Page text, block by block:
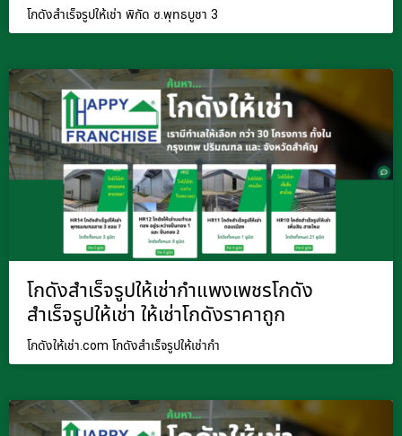
โกดังสำเร็จรูปให้เช่า พิกัด ซ.พุทธบูชา 3
โกดังสำเร็จรูปให้เช่ากำแพงเพชรโกดัง
สำเร็จรูปให้เช่า ให้เช่าโกดังราคาถูก
โกดังให้เช่า.com โกดังสำเร็จรูปให้เช่ากำ